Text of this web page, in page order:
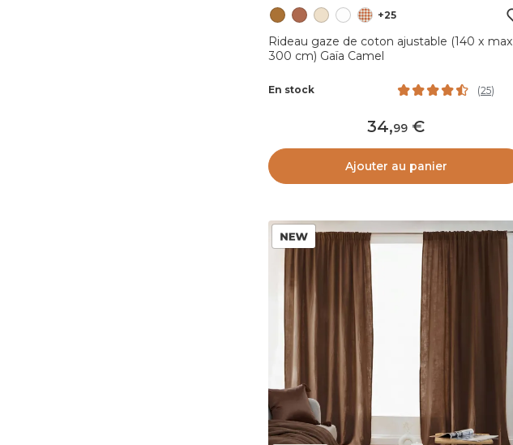
+25
Rideau gaze de coton ajustable (140 x max
300 cm) Gaïa Camel
En stock (25)
34,99
Ajouter au panier